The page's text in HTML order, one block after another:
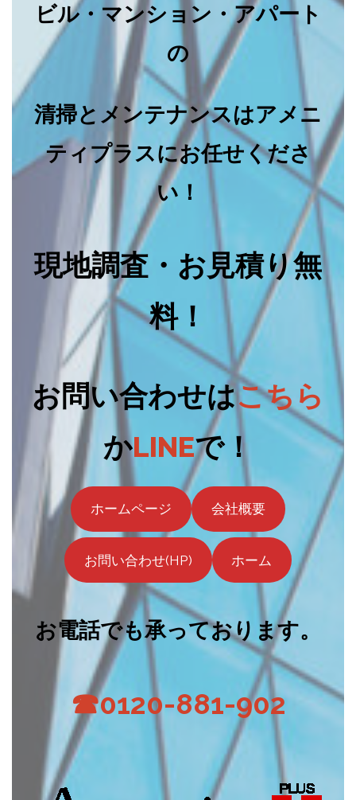
ビル・マンション・アパート
の
清掃とメンテナンスはアメニ
ティプラスにお任せくださ
い！
現地調査・お見積り無
料！
お問い合わせはこちら
かLINEで！
ホームページ 会社概要
お問い合わせ(HP) ホーム
お電話でも承っております。
☎0120-881-902